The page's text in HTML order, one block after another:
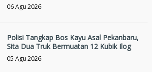
06 Agu 2026
Polisi Tangkap Bos Kayu Asal Pekanbaru,
Sita Dua Truk Bermuatan 12 Kubik Ilog
05 Agu 2026